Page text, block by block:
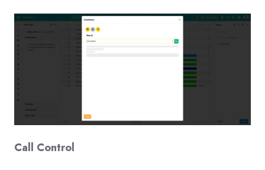
Call Control